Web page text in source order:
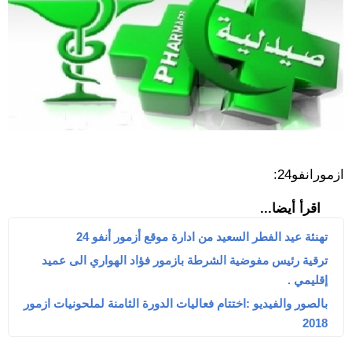
ازمورانفو24:
اقرأ أيضا...
تهنئة عيد الفطر السعيد من ادارة موقع أزمور أنفو 24
ترقية رئيس مفوضية الشرطة بازمور فؤاد الهواري الى عميد
إقليمي .
بالصور والفيديو :اختتام فعاليات الدورة الثامنة لملحونيات ازمور
2018